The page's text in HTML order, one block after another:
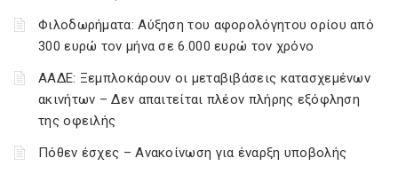
Φιλοδωρήματα: Αύξηση του αφορολόγητου ορίου από
300 ευρώ τον μήνα σε 6.000 ευρώ τον χρόνο
ΑΑΔΕ: Ξεμπλοκάρουν οι μεταβιβάσεις κατασχεμένων
ακινήτων – Δεν απαιτείται πλέον πλήρης εξόφληση
της οφειλής
Πόθεν έσχες – Ανακοίνωση για έναρξη υποβολής